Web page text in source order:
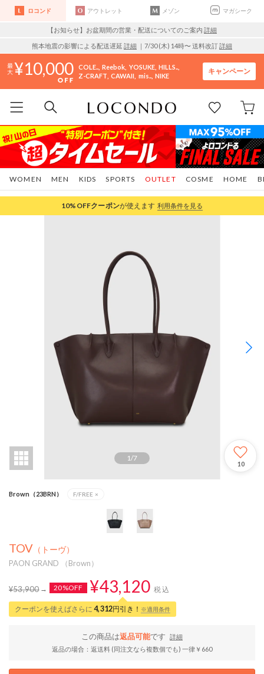
ロコンド アウトレット メゾン マガシーク
【お知らせ】お盆期間の営業・配送についてのご案内 詳細
熊本地震の影響による配送遅延 詳細 ｜7/30 (木) 14時〜 送料改訂詳細
10,000 COLE.. Reebok YOSUKE HILLS..
Z-CRAFT CAWAII mis.. NIKE
キャンペーン
WOMEN MEN KIDS SPORTS COSME HOME
OUTLET
10%OFFクーポンが使えます 利用条件を見る
1/7
10
Brown（23BRN） F/FREE ×
TOV （トーヴ）
PAON GRAND （Brown）
¥53,900 20%OFF ¥43,120 税込
クーポンを使えばさらに 4,312円引き！ ※適用条件
この商品は返品可能です
詳細
返品の場合：返送料 (同注文なら複数個でも) 一律￥660